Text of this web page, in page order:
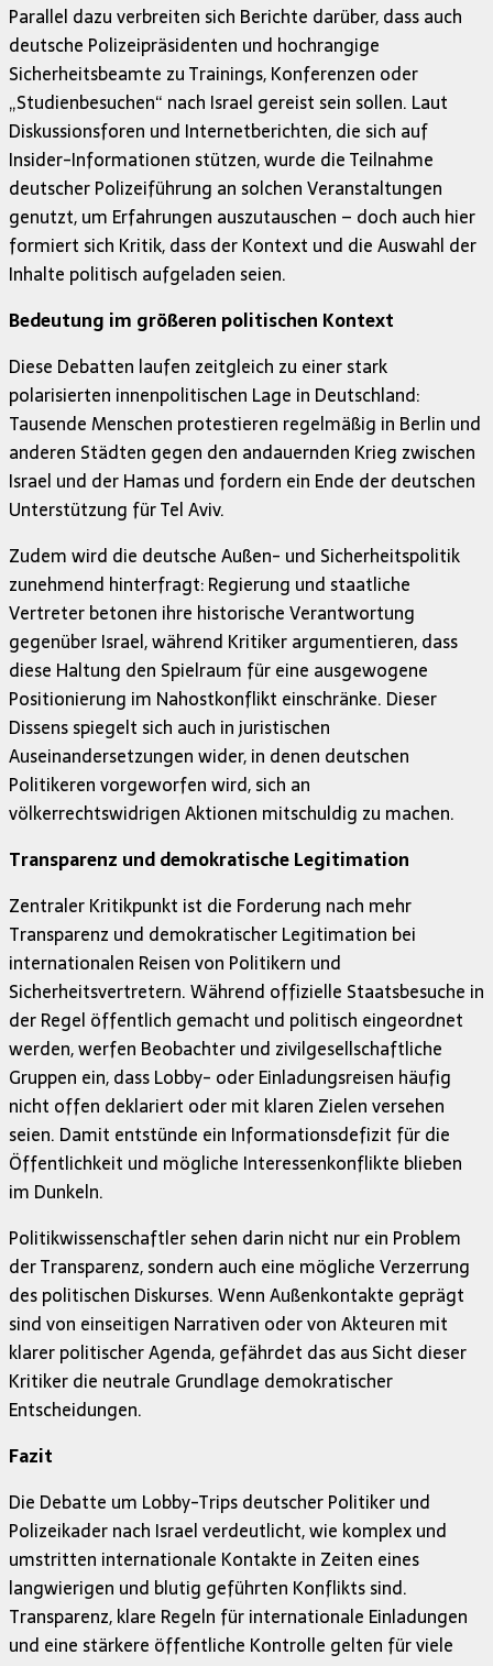
Parallel dazu verbreiten sich Berichte darüber, dass auch
deutsche Polizeipräsidenten und hochrangige
Sicherheitsbeamte zu Trainings, Konferenzen oder
„Studienbesuchen“ nach Israel gereist sein sollen. Laut
Diskussionsforen und Internetberichten, die sich auf
Insider-Informationen stützen, wurde die Teilnahme
deutscher Polizeiführung an solchen Veranstaltungen
genutzt, um Erfahrungen auszutauschen – doch auch hier
formiert sich Kritik, dass der Kontext und die Auswahl der
Inhalte politisch aufgeladen seien.
Bedeutung im größeren politischen Kontext
Diese Debatten laufen zeitgleich zu einer stark
polarisierten innenpolitischen Lage in Deutschland:
Tausende Menschen protestieren regelmäßig in Berlin und
anderen Städten gegen den andauernden Krieg zwischen
Israel und der Hamas und fordern ein Ende der deutschen
Unterstützung für Tel Aviv.
Zudem wird die deutsche Außen- und Sicherheitspolitik
zunehmend hinterfragt: Regierung und staatliche
Vertreter betonen ihre historische Verantwortung
gegenüber Israel, während Kritiker argumentieren, dass
diese Haltung den Spielraum für eine ausgewogene
Positionierung im Nahostkonflikt einschränke. Dieser
Dissens spiegelt sich auch in juristischen
Auseinandersetzungen wider, in denen deutschen
Politikeren vorgeworfen wird, sich an
völkerrechtswidrigen Aktionen mitschuldig zu machen.
Transparenz und demokratische Legitimation
Zentraler Kritikpunkt ist die Forderung nach mehr
Transparenz und demokratischer Legitimation bei
internationalen Reisen von Politikern und
Sicherheitsvertretern. Während offizielle Staatsbesuche in
der Regel öffentlich gemacht und politisch eingeordnet
werden, werfen Beobachter und zivilgesellschaftliche
Gruppen ein, dass Lobby- oder Einladungsreisen häufig
nicht offen deklariert oder mit klaren Zielen versehen
seien. Damit entstünde ein Informationsdefizit für die
Öffentlichkeit und mögliche Interessenkonflikte blieben
im Dunkeln.
Politikwissenschaftler sehen darin nicht nur ein Problem
der Transparenz, sondern auch eine mögliche Verzerrung
des politischen Diskurses. Wenn Außenkontakte geprägt
sind von einseitigen Narrativen oder von Akteuren mit
klarer politischer Agenda, gefährdet das aus Sicht dieser
Kritiker die neutrale Grundlage demokratischer
Entscheidungen.
Fazit
Die Debatte um Lobby-Trips deutscher Politiker und
Polizeikader nach Israel verdeutlicht, wie komplex und
umstritten internationale Kontakte in Zeiten eines
langwierigen und blutig geführten Konflikts sind.
Transparenz, klare Regeln für internationale Einladungen
und eine stärkere öffentliche Kontrolle gelten für viele